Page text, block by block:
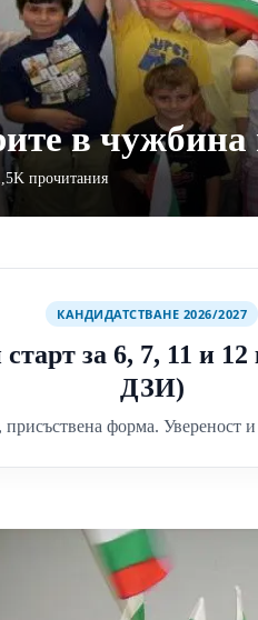
в
прочитания
КАНДИДАТСТВАНЕ 2026/2027
за 6, 7, 11 и
ДЗИ)
форма. Увереност и